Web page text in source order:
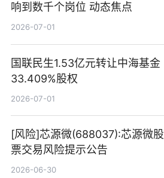
响到数千个岗位 动态焦点
2026-07-01
国联民生1.53亿元转让中海基金
33.409%股权
2026-07-01
[风险]芯源微(688037):芯源微股
票交易风险提示公告
2026-06-30